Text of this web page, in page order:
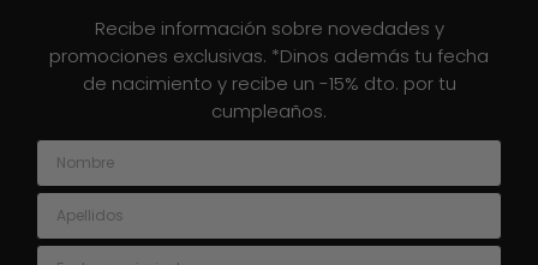
Recibe información sobre novedades y
promociones exclusivas. *Dinos además tu fecha
de nacimiento y recibe un -15% dto. por tu
cumpleaños.
Nombre
Apellidos
Fecha nacimiento